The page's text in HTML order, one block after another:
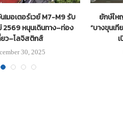
!มอเตอร์เวย์ M7-M9 รับ
2569 หนุนเดินทาง–ท่อง
ยว–โลจิสติกส์
30, 2025
ยักษ์ให
“บางขุนเ